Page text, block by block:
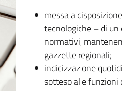
messa a
tecnologiche – di
normativi,
gazzette regionali;
indicizzazione
sotteso alle funzioni